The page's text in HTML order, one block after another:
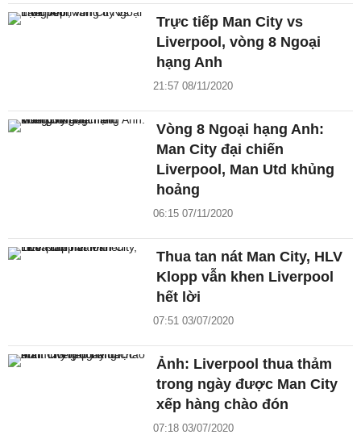
Trực tiếp Man City vs
Liverpool, vòng 8 Ngoại
hạng Anh
21:57 08/11/2020
Vòng 8 Ngoại hạng Anh:
Man City đại chiến
Liverpool, Man Utd khủng
hoảng
06:15 07/11/2020
Thua tan nát Man City, HLV
Klopp vẫn khen Liverpool
hết lời
07:51 03/07/2020
Ảnh: Liverpool thua thảm
trong ngày được Man City
xếp hàng chào đón
07:18 03/07/2020